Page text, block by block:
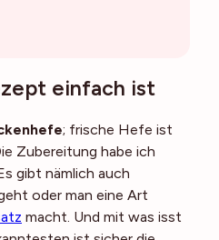
einfach ist
; frische Hefe ist
Zubereitung habe ich
gibt nämlich auch
oder man eine Art
macht. Und mit was isst